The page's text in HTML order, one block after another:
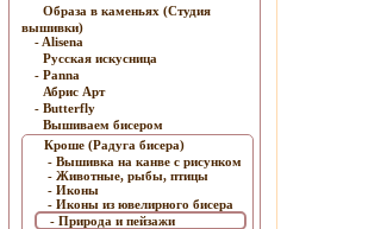
Образа в каменьях (Студия
вышивки)
- Alisena
Русская искусница
- Panna
Абрис Арт
- Butterfly
Вышиваем бисером
Кроше (Радуга бисера)
- Вышивка на канве с рисунком
- Животные, рыбы, птицы
- Иконы
- Иконы из ювелирного бисера
- Природа и пейзажи